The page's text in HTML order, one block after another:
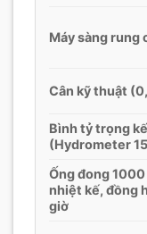
Máy sàng rung
Cân kỹ thuật
Bình tỷ trọng kế
(Hydrometer
Ống đong 1000
nhiệt kế, đồng
giờ